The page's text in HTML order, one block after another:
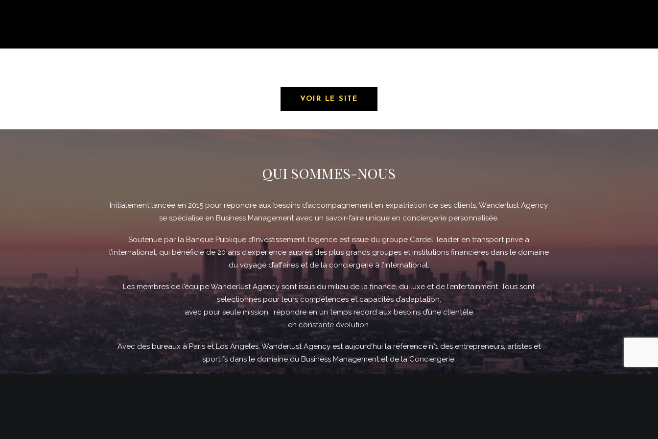
VOIR LE SITE
QUI SOMMES-NOUS
Initialement lancée en 2015 pour répondre aux besoins d’accompagnement en expatriation de ses clients, Wanderlust Agency
se spécialise en Business Management avec un savoir-faire unique en conciergerie personnalisée.
Soutenue par la Banque Publique d’Investissement, l’agence est issue du groupe Cardel, leader en transport privé à
l’international, qui bénéficie de 20 ans d’expérience auprès des plus grands groupes et institutions financières dans le domaine
du voyage d’affaires et de la conciergerie à l’international.
Les membres de l’équipe Wanderlust Agency sont issus du milieu de la finance, du luxe et de l’entertainment. Tous sont
sélectionnés pour leurs compétences et capacités d’adaptation,
avec pour seule mission : répondre en un temps record aux besoins d’une clientèle
en constante évolution.
Avec des bureaux à Paris et Los Angeles, Wanderlust Agency est aujourd’hui la référence n°1 des entrepreneurs, artistes et
sportifs dans le domaine du Business Management et de la Conciergerie.